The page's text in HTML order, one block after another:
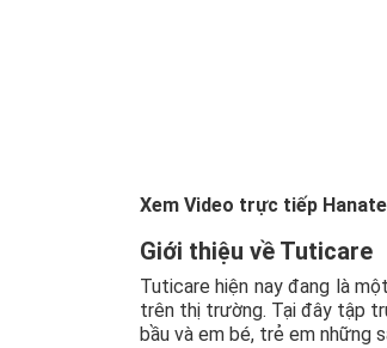
Xem Video trực tiếp
Giới thiệu về Tuticare
Tuticare hiện nay đang là
trên thị trường. Tại đây tập
bầu và em bé, trẻ em những